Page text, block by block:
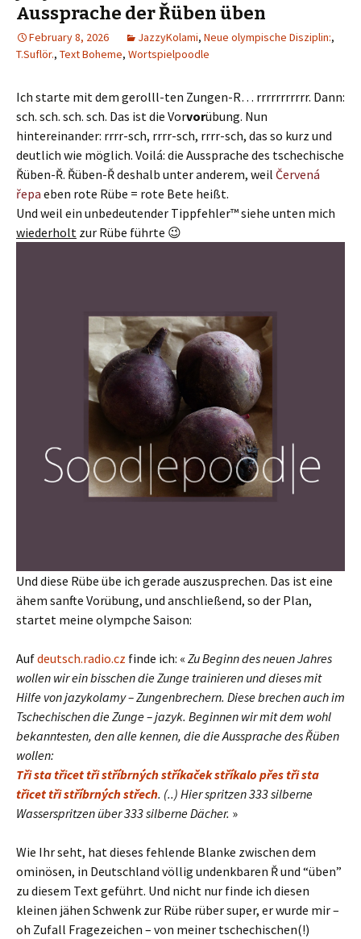
Aussprache der Řüben üben
February 8, 2026 JazzyKolami, Neue olympische Disziplin:,
T.Suflör., Text Boheme, Wortspielpoodle
Ich starte mit dem gerolll-ten Zungen-R… rrrrrrrrrrr. Dann:
sch. sch. sch. sch. Das ist die Vorvorübung. Nun
hintereinander: rrrr-sch, rrrr-sch, rrrr-sch, das so kurz und
deutlich wie möglich. Voilá: die Aussprache des tschechische
Řüben-Ř. Řüben-Ř deshalb unter anderem, weil Červená
řepa eben rote Rübe = rote Bete heißt.
Und weil ein unbedeutender Tippfehler™ siehe unten mich
wiederholt zur Rübe führte 😉
Und diese Rübe übe ich gerade auszusprechen. Das ist eine
ähem sanfte Vorübung, und anschließend, so der Plan,
startet meine olympche Saison:
Aufdeutsch.radio.cz finde ich: « Zu Beginn des neuen Jahres
wollen wir ein bisschen die Zunge trainieren und dieses mit
Hilfe von jazykolamy – Zungenbrechern. Diese brechen auch im
Tschechischen die Zunge – jazyk. Beginnen wir mit dem wohl
bekanntesten, den alle kennen, die die Aussprache des Řüben
wollen:
Tři sta třicet tři stříbrných stříkaček stříkalo přes tři sta
třicet tři stříbrných střech. (..) Hier spritzen 333 silberne
Wasserspritzen über 333 silberne Dächer. »
Wie Ihr seht, hat dieses fehlende Blanke zwischen dem
ominösen, in Deutschland völlig undenkbaren Ř und “üben”
zu diesem Text geführt. Und nicht nur finde ich diesen
kleinen jähen Schwenk zur Rübe rüber super, er wurde mir –
oh Zufall Fragezeichen – von meiner tschechischen(!)